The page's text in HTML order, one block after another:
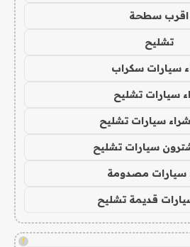
اقرب سطحة
تشليح
سيارات سكراب
سيارات تشليح
سيارات تشليح
سيارات تشليح
سيارات مصدومة
قديمة تشليح
!